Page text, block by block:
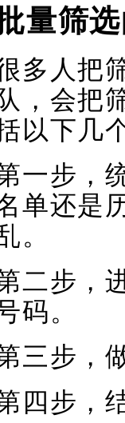
量筛
多人把
，会把
以下几
一步，
单还是
。
二步，
码。
三步，
四步，